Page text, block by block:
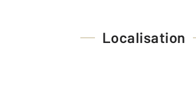
Localisation